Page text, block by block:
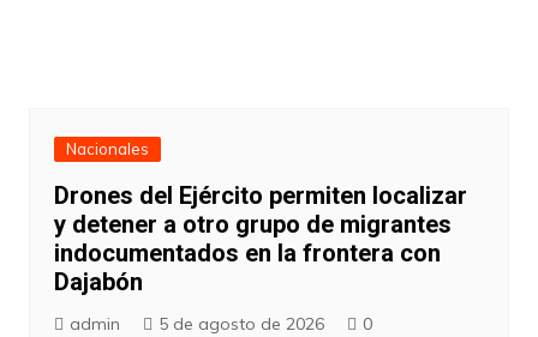
Nacionales
Drones del Ejército permiten localizar
y detener a otro grupo de migrantes
indocumentados en la frontera con
Dajabón
admin 5 de agosto de 2026 0